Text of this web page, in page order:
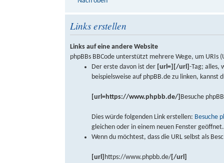
Links erstellen
Links auf eine andere Website
phpBBs BBCode unterstützt mehrere Wege, um URIs
Der erste davon ist der [url=][/url]-Tag; alles,
beispielsweise auf phpBB.de zu linken, kannst
[url=https://www.phpbb.de/] Besuche
Dies würde folgenden Link erstellen: Besuche
gleichen oder in einem neuen Fenster geöffnet.
Wenn du möchtest, dass die URL selbst als
[url] https://www.phpbb.de/[/url]